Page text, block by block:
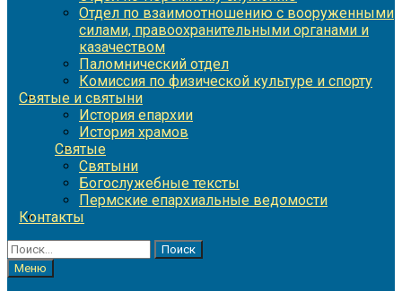
Отдел по взаимоотношению с вооруженными
силами, правоохранительными органами и
казачеством
Паломнический отдел
Комиссия по физической культуре и спорту
Святые и святыни
История епархии
История храмов
Святые
Святыни
Богослужебные тексты
Пермские епархиальные ведомости
Контакты
Найти:
Меню